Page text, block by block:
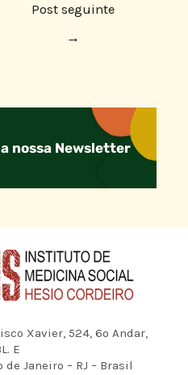
Post seguinte
→
nossa Newsletter
Xavier, 524, 6º Andar,
E
de Janeiro – RJ – Brasil